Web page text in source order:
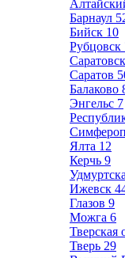
Барнаул
Бийск 10
Рубцовск
Саратов
Балаково
Энгельс 7
Ялта 12
Керчь 9
Ижевск
Глазов 9
Можга 6
Тверская
Тверь 29